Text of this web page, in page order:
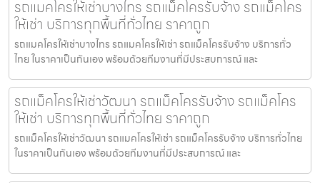
รถแมคโครให้เช่าบางไทร รถแม็คโครรับจ้าง รถแม็คโคร
ให้เช่า บริการทุกพื้นที่ทั่วไทย ราคาถูก
รถแมคโครให้เช่าบางไทร รถแมคโครให้เช่า รถแม็คโครรับจ้าง บริการทั่ว
ไทย ในราคาเป็นกันเอง พร้อมด้วยทีมงานที่มีประสบการณ์ และ
รถแม็คโครให้เช่าวัฒนา รถแม็คโครรับจ้าง รถแม็คโคร
ให้เช่า บริการทุกพื้นที่ทั่วไทย ราคาถูก
รถแม็คโครให้เช่าวัฒนา รถแมคโครให้เช่า รถแม็คโครรับจ้าง บริการทั่วไทย
ในราคาเป็นกันเอง พร้อมด้วยทีมงานที่มีประสบการณ์ และ